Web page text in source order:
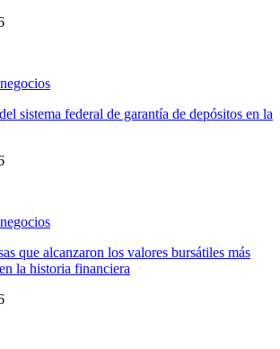
sistema federal de garantía de depósitos en la
que alcanzaron los valores bursátiles más
la historia financiera